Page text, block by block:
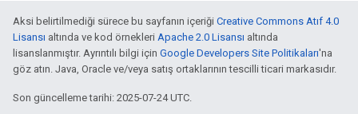
Aksi belirtilmediği sürece bu sayfanın içeriği Creative Commons Atıf 4.0
Lisansı altında ve kod örnekleri Apache 2.0 Lisansı altında
lisanslanmıştır. Ayrıntılı bilgi için Google Developers Site Politikaları'na
göz atın. Java, Oracle ve/veya satış ortaklarının tescilli ticari markasıdır.
Son güncelleme tarihi: 2025-07-24 UTC.